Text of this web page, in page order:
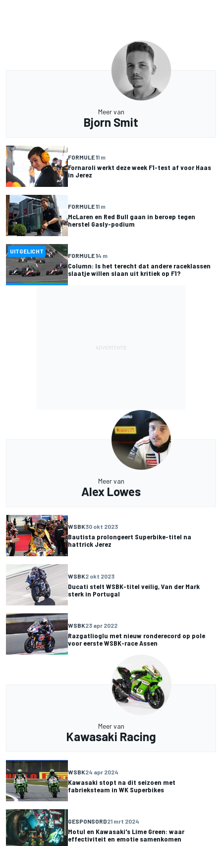
Meer van
Bjorn Smit
FORMULE 11 m
Fornaroli werkt deze week F1-test af voor Haas
in Jerez
FORMULE 11 m
McLaren en Red Bull gaan in beroep tegen
herstel Gasly-podium
UITGELICHT
FORMULE 14 m
Column: Is het terecht dat andere raceklassen
slaatje willen slaan uit kritiek op F1?
Meer van
Alex Lowes
WSBK30 okt 2023
Bautista prolongeert Superbike-titel na
hattrick Jerez
WSBK2 okt 2023
Ducati stelt WSBK-titel veilig, Van der Mark
sterk in Portugal
WSBK23 apr 2022
Razgatlioglu met nieuw ronderecord op pole
voor eerste WSBK-race Assen
Meer van
Kawasaki Racing
WSBK24 apr 2024
Kawasaki stopt na dit seizoen met
fabrieksteam in WK Superbikes
GESPONSORD21 mrt 2024
Motul en Kawasaki's Lime Green: waar
effectiviteit en emotie samenkomen